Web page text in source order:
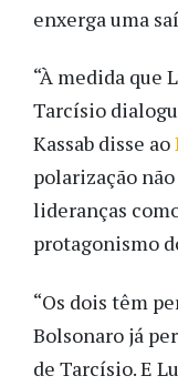
enxerga uma
“À medida que
Tarcísio
Kassab disse ao
polarização
lideranças
protagonismo
“Os dois têm
Bolsonaro já
de Tarcísio. E